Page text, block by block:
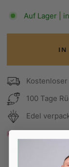
Auf Lager |
IN
100 Tage
Edel